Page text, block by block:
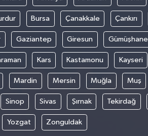
Bursa Çanakkale Çankırı
Gaziantep Giresun Gümüşhane
Kars Kastamonu Kayseri
Mardin Mersin Muğla Muş
Sinop Sivas Şırnak Tekirdağ
Yozgat Zonguldak